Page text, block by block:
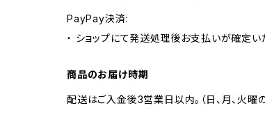
PayPay決済:
・ ショップにて発送処理後お支払いが確定い
商品のお届け時期
配送はご入金後3営業日以内。（日、月、火曜